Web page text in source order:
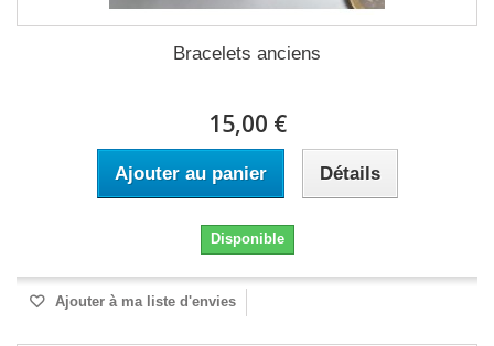
Bracelets anciens
15,00 €
Ajouter au panier Détails
Disponible
Ajouter à ma liste d'envies